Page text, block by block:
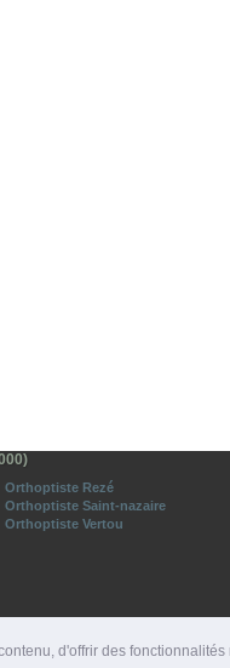
d'offrir des
Orthoptiste Rezé
Orthoptiste Saint-nazaire
Orthoptiste Vertou